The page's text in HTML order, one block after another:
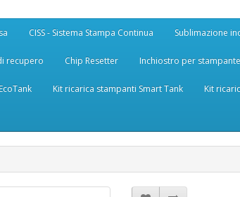
CISS - Sistema Stampa Continua Sublimazione
recupero Chip Resetter Inchiostro per
Kit ricarica stampanti Smart Tank Kit